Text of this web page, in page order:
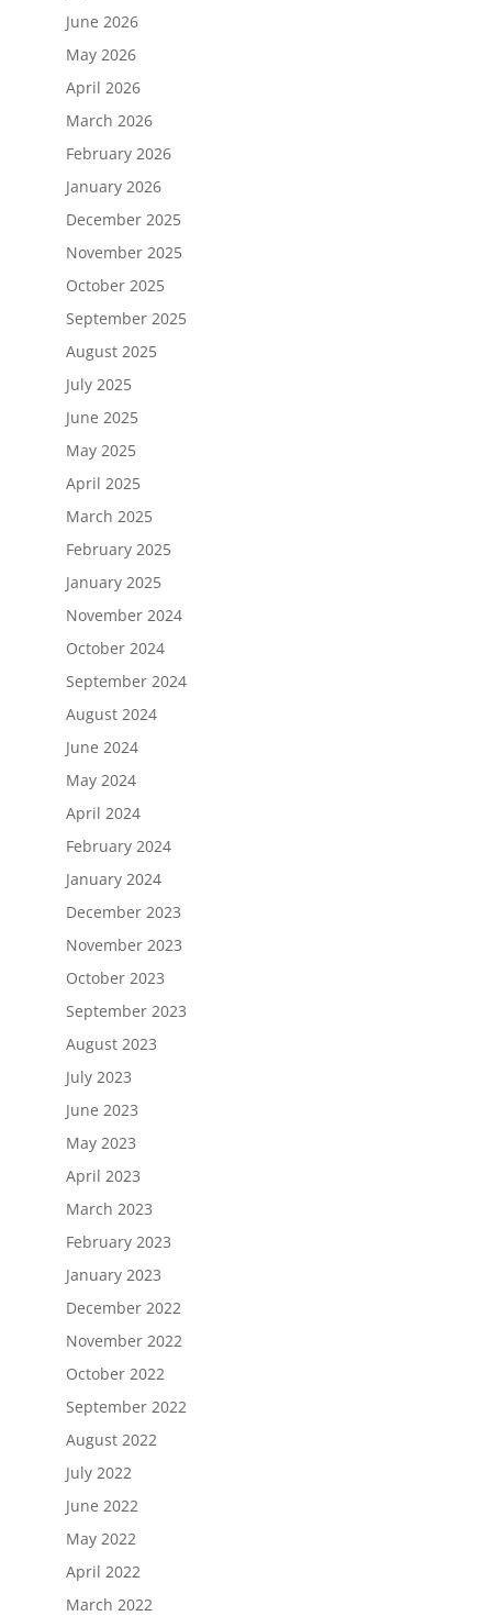
June 2026
May 2026
April 2026
March 2026
February 2026
January 2026
December 2025
November 2025
October 2025
September 2025
August 2025
July 2025
June 2025
May 2025
April 2025
March 2025
February 2025
January 2025
November 2024
October 2024
September 2024
August 2024
June 2024
May 2024
April 2024
February 2024
January 2024
December 2023
November 2023
October 2023
September 2023
August 2023
July 2023
June 2023
May 2023
April 2023
March 2023
February 2023
January 2023
December 2022
November 2022
October 2022
September 2022
August 2022
July 2022
June 2022
May 2022
April 2022
March 2022